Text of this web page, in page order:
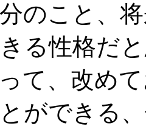
のこと、
る性格だ
て、改め
ができる